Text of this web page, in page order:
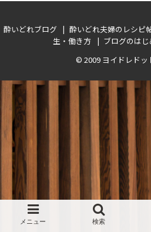
酔いどれブログ 酔いどれ夫婦のレシピ
生・働き方
ブログのはじ
© 2009 ヨイドレドッ